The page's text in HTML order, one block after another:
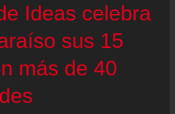
Ideas celebra
sus 15
más de 40